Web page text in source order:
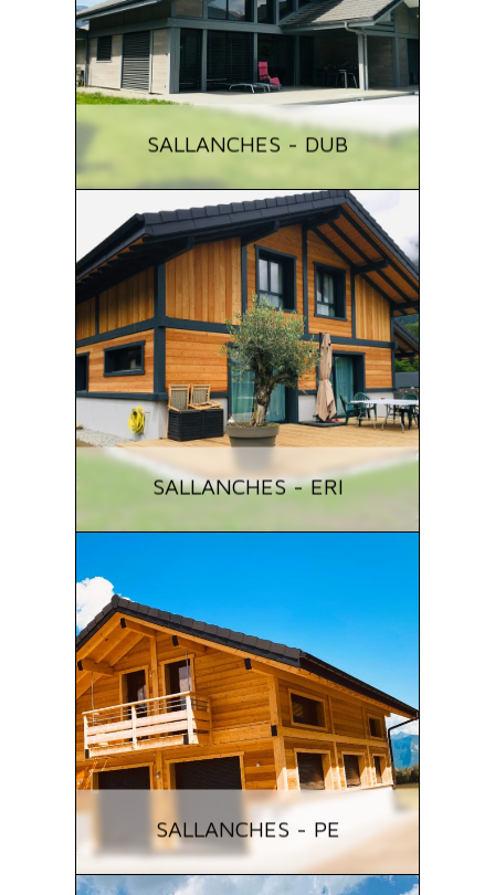
SALLANCHES - DUB
SALLANCHES - ERI
SALLANCHES - PE